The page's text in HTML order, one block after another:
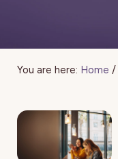
You are here: Home /